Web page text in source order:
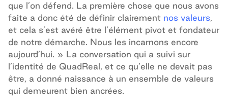
que l’on défend. La première chose que nous avons
faite a donc été de définir clairement nos valeurs,
et cela s’est avéré être l’élément pivot et fondateur
de notre démarche. Nous les incarnons encore
aujourd’hui. » La conversation qui a suivi sur
l’identité de QuadReal, et ce qu’elle ne devait pas
être, a donné naissance à un ensemble de valeurs
qui demeurent bien ancrées.